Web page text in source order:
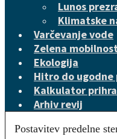
Lunos
Klimatske
Varčevanje vode
Zelena
Ekologija
Hitro do ugodne
Kalkulator
Arhiv revij
Postavitev predelne